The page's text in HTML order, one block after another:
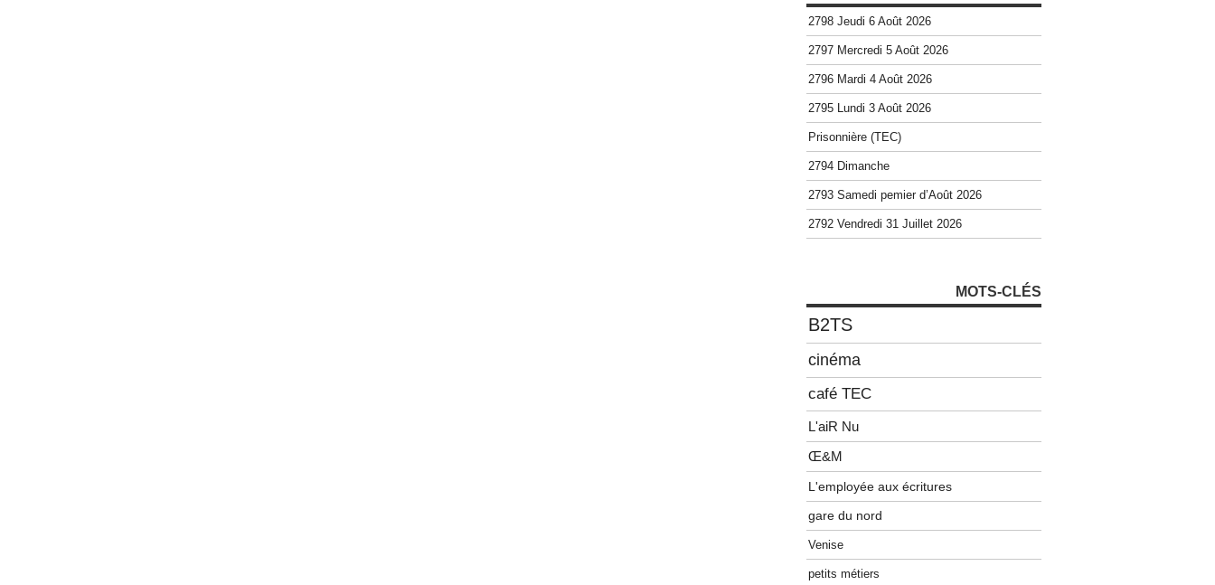
2798 Jeudi 6 Août 2026
2797 Mercredi 5 Août 2026
2796 Mardi 4 Août 2026
2795 Lundi 3 Août 2026
Prisonnière (TEC)
2794 Dimanche
2793 Samedi pemier d’Août 2026
2792 Vendredi 31 Juillet 2026
MOTS-CLÉS
B2TS
cinéma
café TEC
L'aiR Nu
Œ&M
L'employée aux écritures
gare du nord
Venise
petits métiers